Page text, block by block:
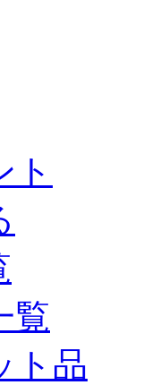
ト
覧
ト品